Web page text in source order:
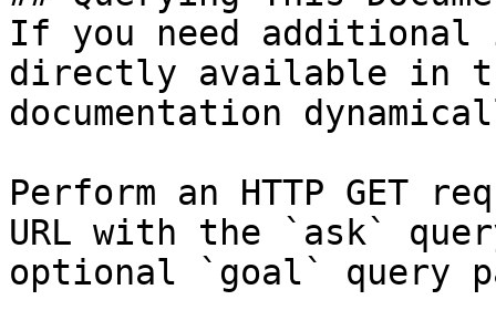
If you need
directly available in
documentation
Perform an HTTP GET
URL with the `ask`
optional `goal` query